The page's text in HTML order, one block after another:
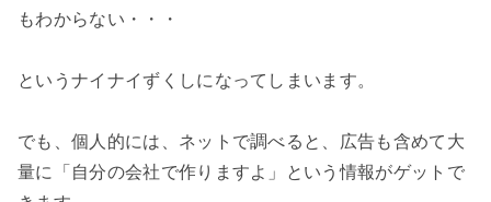
もわからない・・・
というナイナイずくしになってしまいます。
でも、個人的には、ネットで調べると、広告も含めて大
量に「自分の会社で作りますよ」という情報がゲットで